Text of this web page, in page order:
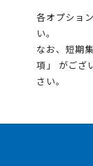
各オプショ
い。
なお、短期
項」 がござ
さい。